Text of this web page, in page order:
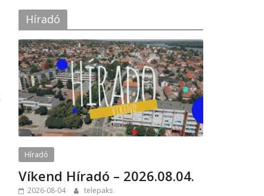
Híradó
Híradó
Víkend Híradó – 2026.08.04.
2026-08-04 telepaks